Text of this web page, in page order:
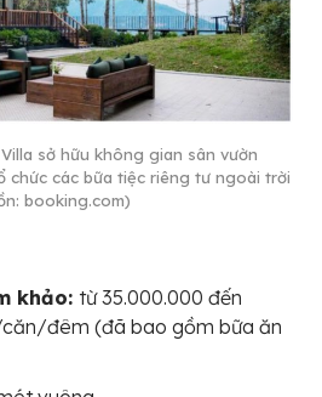
sở hữu không gian sân vườn
chức các bữa tiệc riêng tư ngoài trời
booking.com)
khảo: từ 35.000.000 đến
đêm (đã bao gồm bữa ăn